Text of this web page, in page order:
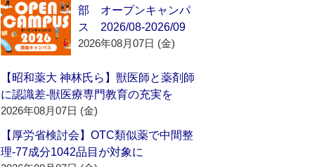
部 オープンキャンパ
ス 2026/08-2026/09
2026年08月07日 (金)
【昭和薬大 神林氏ら】獣医師と薬剤師
に認識差‐獣医療専門教育の充実を
2026年08月07日 (金)
【厚労省検討会】OTC類似薬で中間整
理‐77成分1042品目が対象に